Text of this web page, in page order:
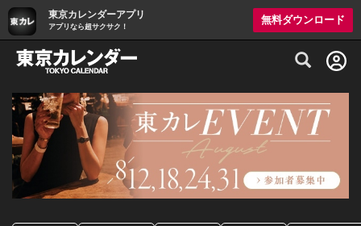
東京カレンダーアプリ
アプリなら超サクサク！
無料ダウンロード
グルメ情報・プレミアムレストラン予約